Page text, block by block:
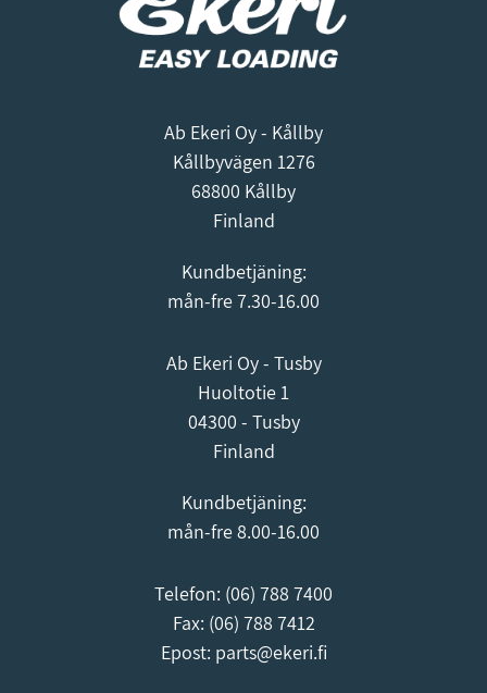
Ab Ekeri Oy - Kållby
Kållbyvägen 1276
68800 Kållby
Finland
Kundbetjäning:
mån-fre 7.30-16.00
Ab Ekeri Oy - Tusby
Huoltotie 1
04300 - Tusby
Finland
Kundbetjäning:
mån-fre 8.00-16.00
Telefon: (06) 788 7400
Fax: (06) 788 7412
Epost: parts@ekeri.fi